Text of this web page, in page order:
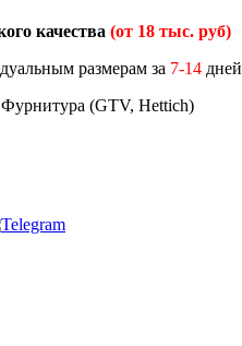
качества (от 18 тыс. руб)
размерам за 7-14 дней
(GTV, Hettich)